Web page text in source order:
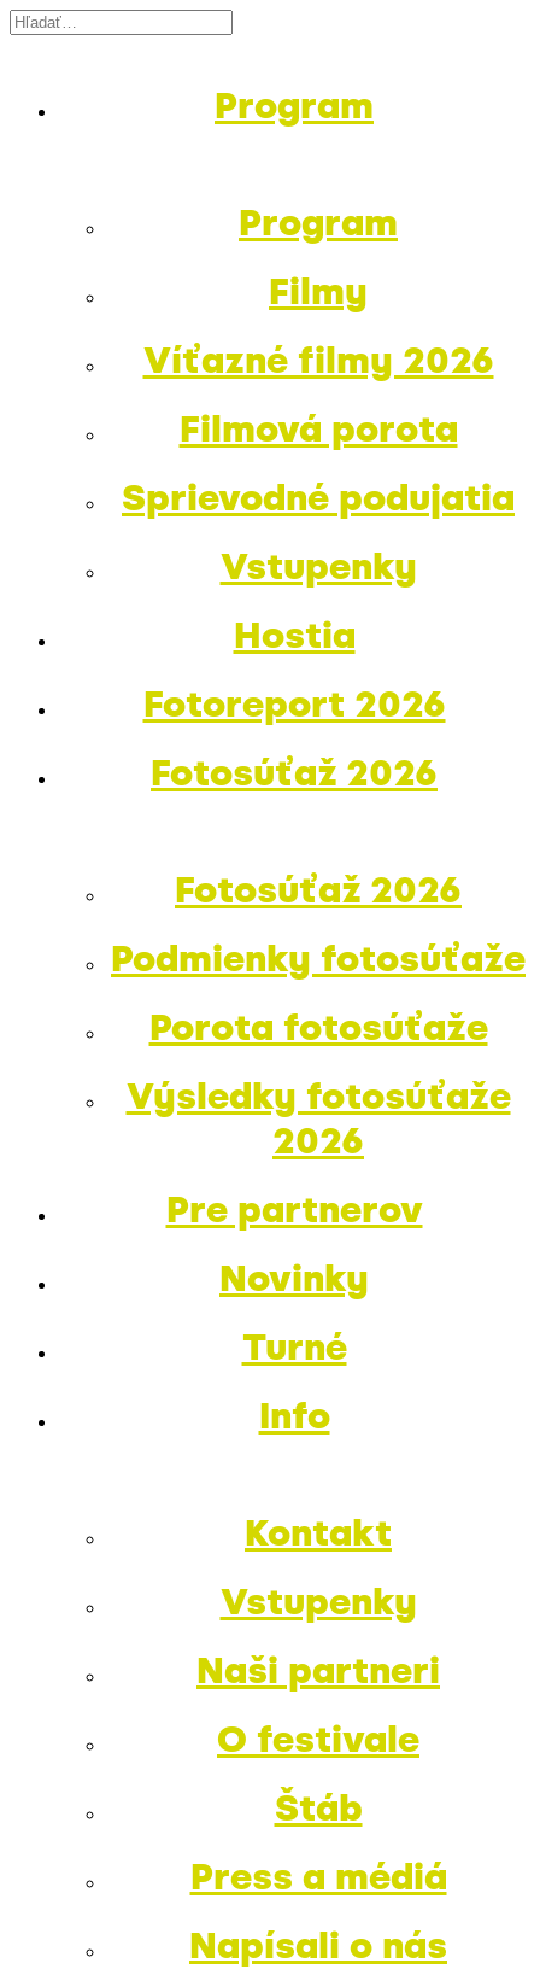
Program
Program
Filmy
Víťazné filmy 2026
Filmová porota
Sprievodné podujatia
Vstupenky
Hostia
Fotoreport 2026
Fotosúťaž 2026
Fotosúťaž 2026
Podmienky fotosúťaže
Porota fotosúťaže
Výsledky fotosúťaže
2026
Pre partnerov
Novinky
Turné
Info
Kontakt
Vstupenky
Naši partneri
O festivale
Štáb
Press a médiá
Napísali o nás